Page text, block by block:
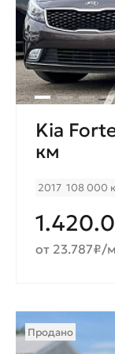
Kia
км
2017 108 000
от 23.787₽/
Продано